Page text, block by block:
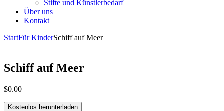
Stifte und Künstlerbedarf
Über uns
Kontakt
StartFür KinderSchiff auf Meer
Schiff auf Meer
$0.00
Kostenlos herunterladen